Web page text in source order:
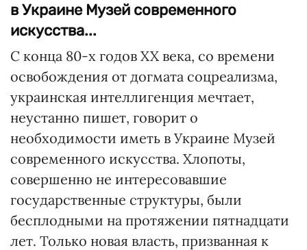
в Украине Музей современного
искусства...
С конца 80-х годов XX века, со времени
освобождения от догмата соцреализма,
украинская интеллигенция мечтает,
неустанно пишет, говорит о
необходимости иметь в Украине Музей
современного искусства. Хлопоты,
совершенно не интересовавшие
государственные структуры, были
бесплодными на протяжении пятнадцати
лет. Только новая власть, призванная к